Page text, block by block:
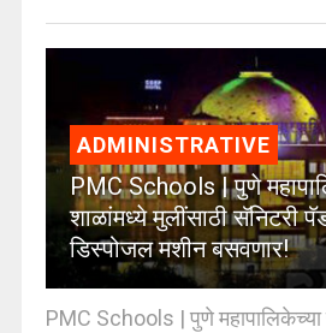
ADMINISTRATIVE
PMC Schools | पुणे
शाळांमध्ये मुलींसाठी सॅनिटरी
डिस्पोजल मशीन बसवणार!
PMC Schools | पुणे महापालिकेच्या